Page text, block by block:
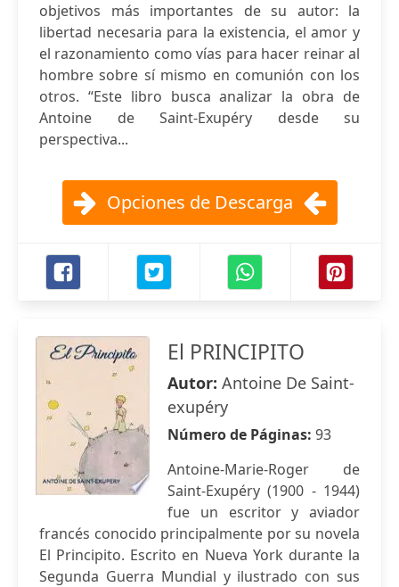
objetivos más importantes de su autor: la
libertad necesaria para la existencia, el amor y
el razonamiento como vías para hacer reinar al
hombre sobre sí mismo en comunión con los
otros. “Este libro busca analizar la obra de
Antoine de Saint-Exupéry desde su
perspectiva...
Opciones de Descarga
El PRINCIPITO
Autor: Antoine De Saint-
exupéry
Número de Páginas: 93
Antoine-Marie-Roger de
Saint-Exupéry (1900 - 1944)
fue un escritor y aviador
francés conocido principalmente por su novela
El Principito. Escrito en Nueva York durante la
Segunda Guerra Mundial y ilustrado con sus